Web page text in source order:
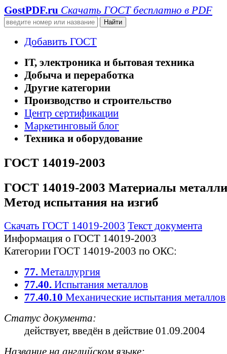
GostPDF.ru Скачать ГОСТ бесплатно в PDF
Добавить ГОСТ
IT, электроника и бытовая техника
Добыча и переработка
Другие категории
Производство и строительство
Центр сертификации
Маркетинговый блог
Техника и оборудование
ГОСТ 14019-2003
ГОСТ 14019-2003 Материалы
Метод испытания на изгиб
Скачать ГОСТ 14019-2003 Текст документа
Информация о ГОСТ 14019-2003
Категории ГОСТ 14019-2003 по ОКС:
77. Металлургия
77.40. Испытания металлов
77.40.10 Механические испытания металлов
Статус документа:
действует, введён в действие 01.09.2004
Название на английском языке: